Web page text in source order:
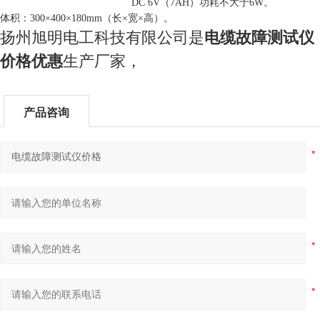
DC 6V（7AH）功耗不大于6W。
体积：300×400×180mm（长×宽×高）。
扬州旭明电工科技有限公司是电缆故障测试仪
价格优惠生产厂家，
产品咨询